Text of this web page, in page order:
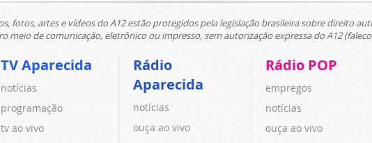
fotos, artes e vídeos do A12 estão protegidos pela legislação brasileira sobre direito
meio de comunicação, eletrônico ou impresso, sem autorização expressa do A12
TV Aparecida
notícias
programação
tv ao vivo
Rádio
Aparecida
notícias
ouça ao vivo
Rádio POP
empregos
notícias
ouça ao vivo